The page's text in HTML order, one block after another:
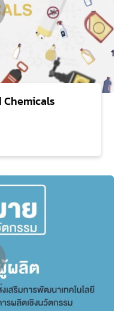
Chemicals
Subscribe